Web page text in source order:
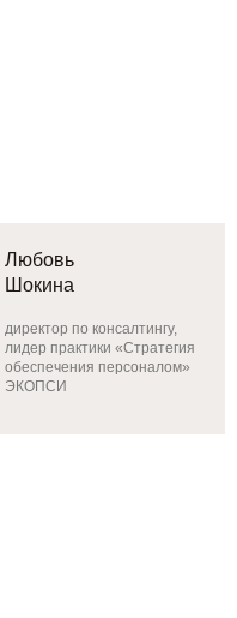
Любовь
Шокина
директор по консалтингу,
лидер практики «Стратегия
обеспечения персоналом»
ЭКОПСИ